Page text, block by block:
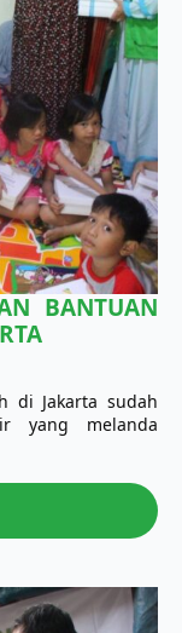
BANTUAN
di Jakarta sudah
yang melanda